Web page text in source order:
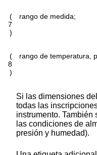
(
7
)
rango de medida;
(
8
)
rango de temperatura,
Si las dimensiones
todas las
instrumento.
las condiciones de
presión y humedad).